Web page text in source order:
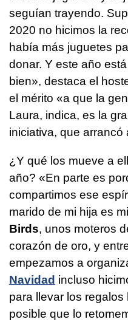
seguían trayendo.
2020 no hicimos la
había más juguetes
donar. Y este año
bien», destaca el
el mérito «a que la
Laura, indica, es la
iniciativa, que arrancó
¿Y qué los mueve a
año? «En parte es
compartimos ese
marido de mi hija es
Birds, unos moteros
corazón de oro, y
empezamos a
Navidad incluso
para llevar los
posible que lo